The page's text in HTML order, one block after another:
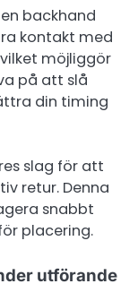
backhand
kontakt med
möjliggör
på att slå
din timing
slag för att
retur. Denna
snabbt
placering.
utförande